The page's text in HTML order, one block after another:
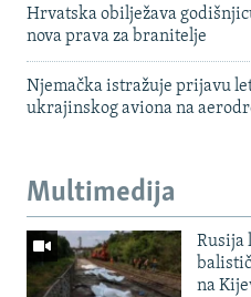
Hrvatska obilježava
nova prava za branitelje
Njemačka istražuje prijavu
ukrajinskog aviona na
Multimedija
Rusija
na